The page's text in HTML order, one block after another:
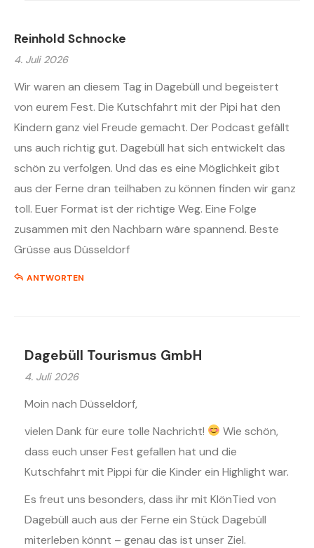
Reinhold Schnocke
4. Juli 2026
Wir waren an diesem Tag in Dagebüll und begeistert
von eurem Fest. Die Kutschfahrt mit der Pipi hat den
Kindern ganz viel Freude gemacht. Der Podcast gefällt
uns auch richtig gut. Dagebüll hat sich entwickelt das
schön zu verfolgen. Und das es eine Möglichkeit gibt
aus der Ferne dran teilhaben zu können finden wir ganz
toll. Euer Format ist der richtige Weg. Eine Folge
zusammen mit den Nachbarn wäre spannend. Beste
Grüsse aus Düsseldorf
ANTWORTEN
Dagebüll Tourismus GmbH
4. Juli 2026
Moin nach Düsseldorf,
vielen Dank für eure tolle Nachricht!
Wie schön,
dass euch unser Fest gefallen hat und die
Kutschfahrt mit Pippi für die Kinder ein Highlight war.
Es freut uns besonders, dass ihr mit KlönTied von
Dagebüll auch aus der Ferne ein Stück Dagebüll
miterleben könnt – genau das ist unser Ziel.